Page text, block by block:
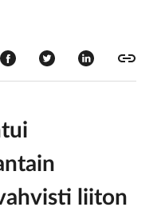
liiton